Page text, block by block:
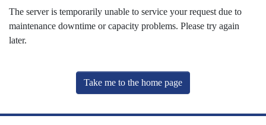
The server is temporarily unable to service your request due to
maintenance downtime or capacity problems. Please try again
later.
Take me to the home page